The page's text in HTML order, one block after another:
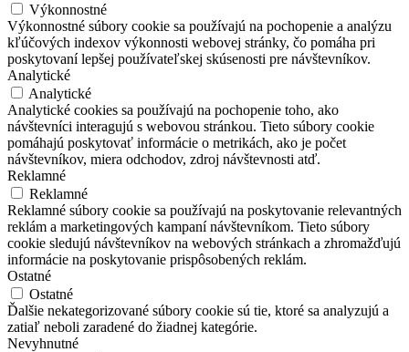
Výkonnostné
Výkonnostné súbory cookie sa používajú na pochopenie a analýzu
kľúčových indexov výkonnosti webovej stránky, čo pomáha pri
poskytovaní lepšej používateľskej skúsenosti pre návštevníkov.
Analytické
Analytické
Analytické cookies sa používajú na pochopenie toho, ako
návštevníci interagujú s webovou stránkou. Tieto súbory cookie
pomáhajú poskytovať informácie o metrikách, ako je počet
návštevníkov, miera odchodov, zdroj návštevnosti atď.
Reklamné
Reklamné
Reklamné súbory cookie sa používajú na poskytovanie relevantných
reklám a marketingových kampaní návštevníkom. Tieto súbory
cookie sledujú návštevníkov na webových stránkach a zhromažďujú
informácie na poskytovanie prispôsobených reklám.
Ostatné
Ostatné
Ďalšie nekategorizované súbory cookie sú tie, ktoré sa analyzujú a
zatiaľ neboli zaradené do žiadnej kategórie.
Nevyhnutné